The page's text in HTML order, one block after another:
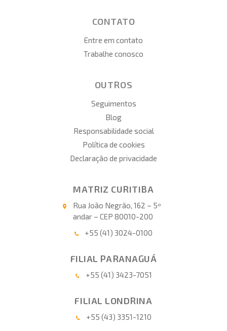
CONTATO
Entre em contato
Trabalhe conosco
OUTROS
Seguimentos
Blog
Responsabilidade social
Política de cookies
Declaração de privacidade
MATRIZ CURITIBA
Rua João Negrão, 162 – 5º
andar – CEP 80010-200
+55 (41) 3024-0100
FILIAL PARANAGUÁ
+55 (41) 3423-7051
FILIAL LONDRINA
+55 (43) 3351-1210